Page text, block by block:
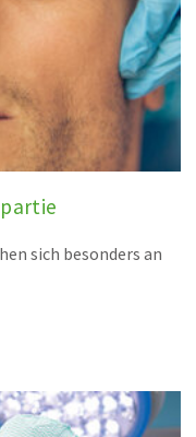
sich besonders an